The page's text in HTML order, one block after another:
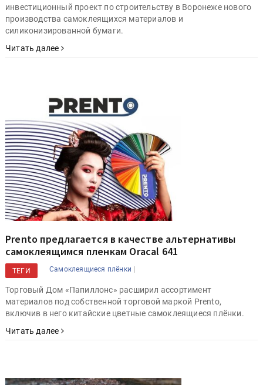
инвестиционный проект по строительству в Воронеже нового
производства самоклеящихся материалов и
силиконизированной бумаги.
Читать далее
Prento предлагается в качестве альтернативы
самоклеящимся пленкам Oracal 641
ТЕГИ Самоклеящиеся плёнки |
Торговый Дом «Папиллонс» расширил ассортимент
материалов под собственной торговой маркой Prento,
включив в него китайские цветные самоклеящиеся плёнки.
Читать далее